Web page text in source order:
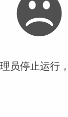
员停止运行